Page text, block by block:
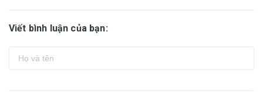
Viết bình luận của bạn: